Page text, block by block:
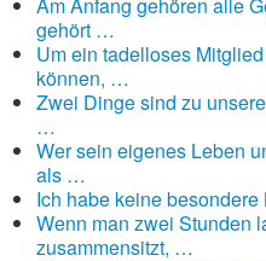
gehört …
Um ein tadelloses
können, …
Zwei Dinge sind zu
…
Wer sein eigenes Leben
als …
Ich habe keine
Wenn man zwei Stunden
zusammensitzt, …